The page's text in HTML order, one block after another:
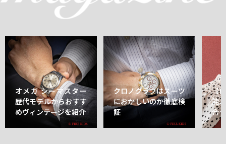
オメガ シーマスター
歴代モデルからおすす
めヴィンテージを紹介
クロノグラフはスーツ
におかしいのか徹底検
証
【
能
合